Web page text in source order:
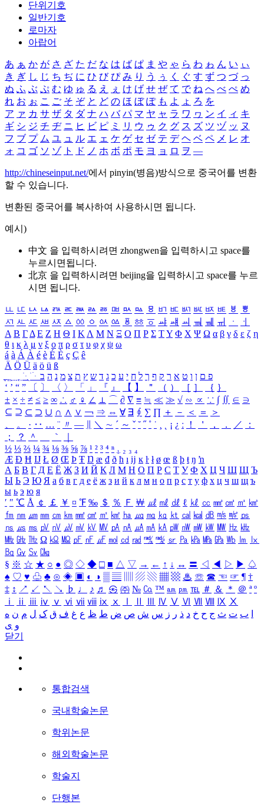
단위기호
일반기호
로마자
아랍어
あ ぁ か が さ ざ た だ な は ば ぱ ま や ゃ ら わ ゎ ん い ぃ
き ぎ し じ ち ぢ に ひ び ぴ み り う ぅ く ぐ す ず つ づ っ
ぬ ふ ぶ ぷ む ゆ ゅ る え ぇ け げ せ ぜ て で ね へ べ ぺ め
れ お ぉ こ ご そ ぞ と ど の ほ ぼ ぽ も よ ょ ろ を
ア ァ カ サ ザ タ ダ ナ ハ バ パ マ ヤ ャ ラ ワ ヮ ン イ ィ キ
ギ シ ジ チ ヂ ニ ヒ ビ ピ ミ リ ウ ゥ ク グ ス ズ ツ ヅ ッ ヌ
フ ブ プ ム ユ ュ ル エ ェ ケ ゲ セ ゼ テ デ ヘ ベ ペ メ レ オ
ォ コ ゴ ソ ゾ ト ド ノ ホ ボ ポ モ ヨ ョ ロ ヲ ―
http://chineseinput.net/에서 pinyin(병음)방식으로 중국어를 변환
할 수 있습니다.
변환된 중국어를 복사하여 사용하시면 됩니다.
예시)
中文 을 입력하시려면 zhongwen을 입력하시고 space를
누르시면됩니다.
北京 을 입력하시려면 beijing을 입력하시고 space를 누르
시면 됩니다.
ㅥ ㅦ ㅧ ㅨ ㅩ ㅪ ㅫ ㅬ ㅭ ㅮ ㅯ ㅰ ㅱ ㅲ ㅳ ㅴ ㅵ ㅶ ㅷ ㅸ
ㅹ
ㅺ ㅻ ㅼ ㅽ ㅾ ㅿ ㆀ ㆁ ㆂ ㆃ ㆄ ㆅ ㆆ ㆇ ㆈ ㆉ ㆊ ㆋ ㆌ ㆍ
ㆎ
Α Β ΓΔ Ε Ζ Η Θ Ι ΚΛ Μ Ν Ξ Ο Π Ρ Σ ΤΥ Φ Χ Ψ Ω α β γ δ ε ζ η
θ ι κ λ μ ν ξ ο π ρ σ τ υ φ χ ψ ω
á à Á À é è É È ç Ç ê
Ä Ö Ü ä ö ü ß
ִֶֹ ֻּ ׁׂ פ ם ן ו ט א ר ק ף ך ל ח י ע כ ג ד ש ץ ת צ מ נ ה ב
‘ ’ “ ” 〔 〕 〈 〉 「 」 『 』 【 】 ＂ （ ） ［ ］ ｛ ｝
± × ÷ ≠ ≤ ≥ ∞ ∴ ♂ ♀ ∠ ⊥ ⌒ ∂ ∇ ≡ ≒ ≪ ≫ √ ∽ ∝ ∵ ∫ ∬ ∈ ∋
⊆ ⊇ ⊂ ⊃ ∪ ∩ ∧ ∨ ￢ ⇒ ⇔ ∀ ∃ ∮ ∑ ∏ ＋ － ＜ ＝
＞
、
。 · ‥ … ¨ 〃 ― ＼ ∼ ´ ～ ˇ ˘ ˝ ˚ ˙ ¸ ¡ ¿ ː ！ ＇ ， ． ／
：
；
？ ＾ ｀
½ ⅓ ⅔ ¼ ¾ ⅛ ⅜ ⅝ ⅞ ¹ ² ³ ⁴ ⁿ ₁ ₂ ₃ ₄
Æ Ð Ħ Ĳ Ł Ø Œ Þ Ŧ Ŋ æ đ ð ħ ı ĳ ĸ ŀ ł ø œ ß þ ŧ ŋ ŉ
А Б В Г Д Е Ё Ж З И Й К Л М Н О П Р С Т У Ф Х Ц Ч Ш Щ Ъ
Ы Ь Э Ю Я а б в г д е ё ж з и й к л м н о п р с т у ф х ц ч ш щ ъ
ы ь э ю я
′ ″ ℃ Å ￠ ￡ ￥ ¤ ℉ ‰ ＄ ％ Ｆ ￦ ㎕ ㎖ ㎗ ℓ ㎘ ㏄ ㎣ ㎤ ㎥ ㎦
㎙ ㎚ ㎛ ㎜ ㎝ ㎞ ㎟ ㎠ ㎡ ㎢ ㏊ ㎍ ㎎ ㎏ ㏏ ㎈ ㎉ ㏈ ㎧ ㎨ ㎰
㎱ ㎲ ㎳ ㎴ ㎵ ㎶ ㎷ ㎸ ㎹ ㎀ ㎁ ㎂ ㎃ ㎄ ㎺ ㎻ ㎽ ㎾ ㎿ ㎐ ㎑
㎒ ㎓ ㎔ Ω ㏀ ㏁ ㎊ ㎋ ㎌ ㏖ ㏅ ㎭ ㎮ ㎯ ㏛ ㎩ ㎪ ㎫ ㎬ ㏝ ㏐
㏓
㏃ ㏉ ㏜ ㏆
§ ※ ☆ ★ ○ ● ◎ ◇ ◆ □ ■ △ ▽ → ← ↑ ↓ ↔ 〓 ◁ ◀ ▷ ▶ ♤
♠ ♡ ♥ ♧ ♣ ⊙ ◈ ▣ ◐ ◑ ▒ ▤ ▨ ▧ ▦ ▩ ♨ ☏ ☎ ☜ ☞ ¶ †
‡ ↕ ↗ ↙ ↖ ↘ ♭ ♩ ♪ ♬ ㉿ ㈜ № ㏇ ™ ㏂ ㏘ ℡ ＃ ＆ ＊ ＠ ª º
ⅰ
ⅱ ⅲ ⅳ ⅴ ⅵ ⅶ ⅷ ⅸ ⅹ Ⅳ Ⅴ Ⅵ Ⅶ Ⅷ Ⅸ Ⅹ
ب ت ث ج ح خ د ذ ر ز س ش ص ض ط ظ ع غ ف ق ک ل م ن ه
و ی
닫기
통합검색
국내학술논문
학위논문
해외학술논문
학술지
단행본